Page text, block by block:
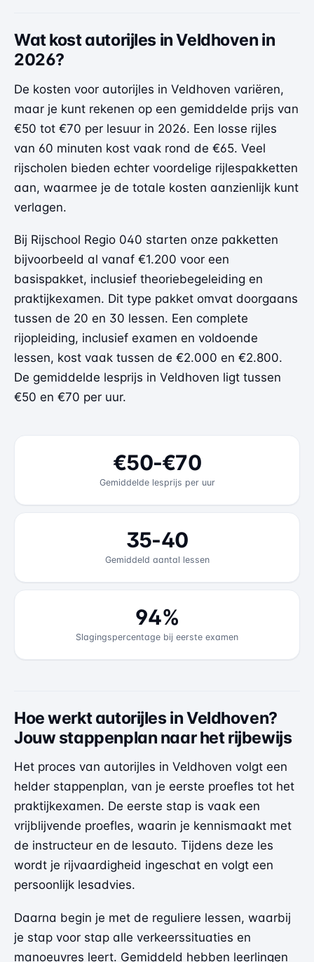
Wat kost autorijles in Veldhoven in
2026?
De kosten voor autorijles in Veldhoven variëren,
maar je kunt rekenen op een gemiddelde prijs van
€50 tot €70 per lesuur in 2026. Een losse rijles
van 60 minuten kost vaak rond de €65. Veel
rijscholen bieden echter voordelige rijlespakketten
aan, waarmee je de totale kosten aanzienlijk kunt
verlagen.
Bij Rijschool Regio 040 starten onze pakketten
bijvoorbeeld al vanaf €1.200 voor een
basispakket, inclusief theoriebegeleiding en
praktijkexamen. Dit type pakket omvat doorgaans
tussen de 20 en 30 lessen. Een complete
rijopleiding, inclusief examen en voldoende
lessen, kost vaak tussen de €2.000 en €2.800.
De gemiddelde lesprijs in Veldhoven ligt tussen
€50 en €70 per uur.
€50-€70
Gemiddelde lesprijs per uur
35-40
Gemiddeld aantal lessen
94%
Slagingspercentage bij eerste examen
Hoe werkt autorijles in Veldhoven?
Jouw stappenplan naar het rijbewijs
Het proces van autorijles in Veldhoven volgt een
helder stappenplan, van je eerste proefles tot het
praktijkexamen. De eerste stap is vaak een
vrijblijvende proefles, waarin je kennismaakt met
de instructeur en de lesauto. Tijdens deze les
wordt je rijvaardigheid ingeschat en volgt een
persoonlijk lesadvies.
Daarna begin je met de reguliere lessen, waarbij
je stap voor stap alle verkeerssituaties en
manoeuvres leert. Gemiddeld hebben leerlingen